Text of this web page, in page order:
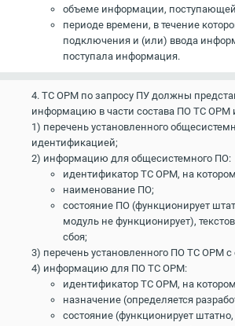
объеме информации, поступающей
периоде времени, в течение
подключения и (или) ввода
поступала информация.
4. ТС ОРМ по запросу ПУ должны
информацию в части состава ПО ТС ОРМ
1) перечень установленного
идентификацией;
2) информацию для общесистемного ПО:
идентификатор ТС ОРМ, на
наименование ПО;
состояние ПО (функционирует
модуль не функционирует),
сбоя;
3) перечень установленного ПО ТС ОРМ с
4) информацию для ПО ТС ОРМ:
идентификатор ТС ОРМ, на
назначение (определяется
состояние (функционирует